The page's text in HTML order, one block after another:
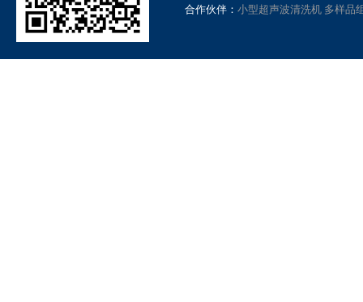
合作伙伴： 小型超声波清洗机 多样品